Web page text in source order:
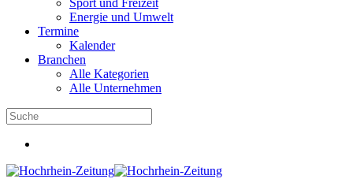
Sport und Freizeit
Energie und Umwelt
Termine
Kalender
Branchen
Alle Kategorien
Alle Unternehmen